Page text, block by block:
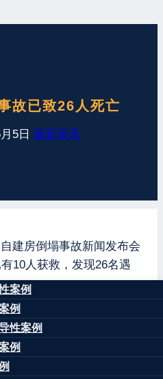
案例
例
性案例
例
故已致26人死亡
5日 最新资讯
建房倒塌事故新闻发布会
10人获救，发现26名遇
正在加快核实身份信
全力以赴搜救被困人
望；调集优质医疗资
疗救治。